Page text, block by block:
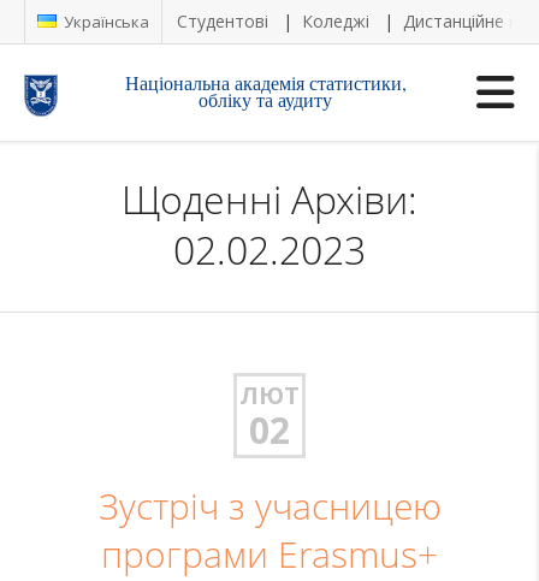
Українська Студентові Коледжі Дистанційне
Національна академія статистики,
обліку та аудиту
Щоденні Архіви:
02.02.2023
ЛЮТ
02
Зустріч з учасницею
програми Erasmus+